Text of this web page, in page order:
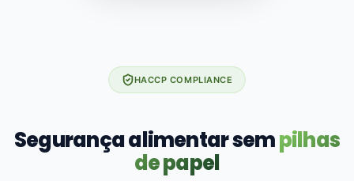
HACCP COMPLIANCE
Segurança alimentar sempilhas
de papel